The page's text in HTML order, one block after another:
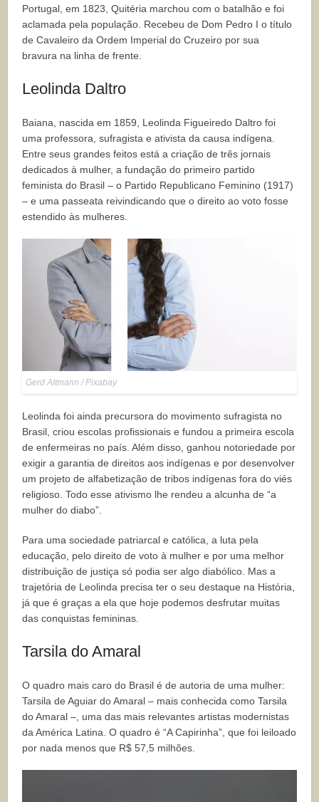
Portugal, em 1823, Quitéria marchou com o batalhão e foi
aclamada pela população. Recebeu de Dom Pedro I o título
de Cavaleiro da Ordem Imperial do Cruzeiro por sua
bravura na linha de frente.
Leolinda Daltro
Baiana, nascida em 1859, Leolinda Figueiredo Daltro foi
uma professora, sufragista e ativista da causa indígena.
Entre seus grandes feitos está a criação de três jornais
dedicados à mulher, a fundação do primeiro partido
feminista do Brasil – o Partido Republicano Feminino (1917)
– e uma passeata reivindicando que o direito ao voto fosse
estendido às mulheres.
Gerd Altmann / Pixabay
Leolinda foi ainda precursora do movimento sufragista no
Brasil, criou escolas profissionais e fundou a primeira escola
de enfermeiras no país. Além disso, ganhou notoriedade por
exigir a garantia de direitos aos indígenas e por desenvolver
um projeto de alfabetização de tribos indígenas fora do viés
religioso. Todo esse ativismo lhe rendeu a alcunha de “a
mulher do diabo”.
Para uma sociedade patriarcal e católica, a luta pela
educação, pelo direito de voto à mulher e por uma melhor
distribuição de justiça só podia ser algo diabólico. Mas a
trajetória de Leolinda precisa ter o seu destaque na História,
já que é graças a ela que hoje podemos desfrutar muitas
das conquistas femininas.
Tarsila do Amaral
O quadro mais caro do Brasil é de autoria de uma mulher:
Tarsila de Aguiar do Amaral – mais conhecida como Tarsila
do Amaral –, uma das mais relevantes artistas modernistas
da América Latina. O quadro é “A Capirinha”, que foi leiloado
por nada menos que R$ 57,5 milhões.